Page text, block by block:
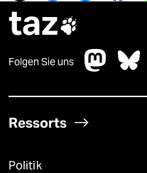
taz
Folgen Sie uns
Ressorts
Politik